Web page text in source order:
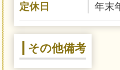
定休日 年末
その他備考